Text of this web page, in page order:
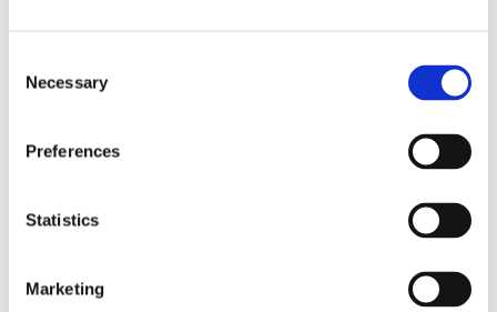
Selection
Necessary
Preferences
Statistics
Marketing
Bilstereo / Högtalarkit /
Produktinformation